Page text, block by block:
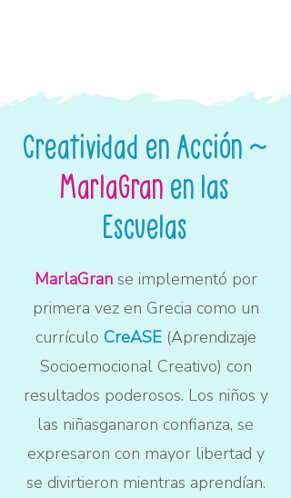
Creatividad en Acción ~
MarlaGran en las
Escuelas
MarlaGranse implementó por
primera vez en Grecia como un
currículo CreASE(Aprendizaje
Socioemocional Creativo) con
resultados poderosos. Los niños y
las niñasganaron confianza, se
expresaron con mayor libertad y
se divirtieron mientras aprendían.